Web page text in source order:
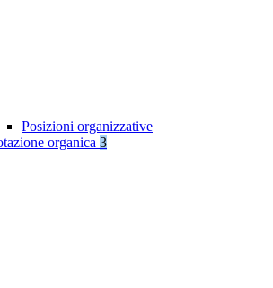
Posizioni organizzative
organica 3